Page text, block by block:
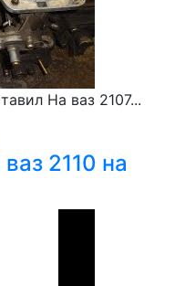
На ваз 2107...
2110 на